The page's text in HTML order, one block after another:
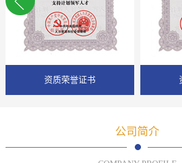
资质荣誉证书
公司简介